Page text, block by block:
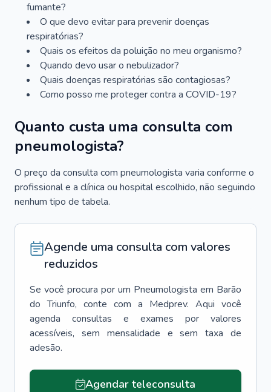
fumante?
O que devo evitar para prevenir doenças
respiratórias?
Quais os efeitos da poluição no meu organismo?
Quando devo usar o nebulizador?
Quais doenças respiratórias são contagiosas?
Como posso me proteger contra a COVID-19?
Quanto custa uma consulta com
pneumologista?
O preço da consulta com pneumologista varia conforme o
profissional e a clínica ou hospital escolhido, não seguindo
nenhum tipo de tabela.
Agende uma consulta com valores
reduzidos
Se você procura por um Pneumologista em Barão
do Triunfo, conte com a Medprev. Aqui você
agenda consultas e exames por valores
acessíveis, sem mensalidade e sem taxa de
adesão.
Agendar teleconsulta